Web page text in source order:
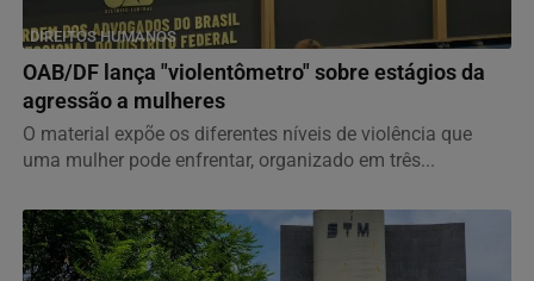
DIREITOS HUMANOS
OAB/DF lança "violentômetro" sobre estágios da
agressão a mulheres
O material expõe os diferentes níveis de violência que
uma mulher pode enfrentar, organizado em três...